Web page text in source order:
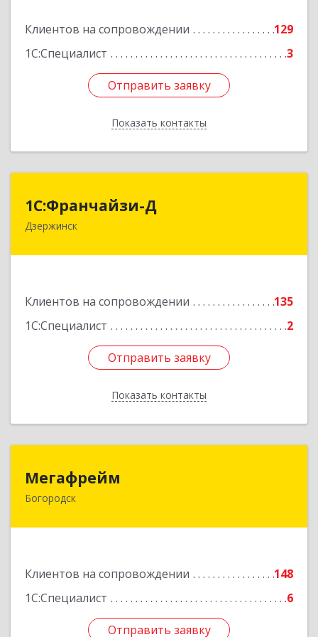
Клиентов на сопровождении
129
1С:Специалист
3
Отправить заявку
Показать контакты
Отправить заявку
Назад
1С:Франчайзи-Д
Дзержинск
Клиентов на сопровождении
135
1С:Специалист
2
Отправить заявку
Показать контакты
606025, Нижегородская обл, Дзержинск г,
Отправить заявку
Назад
Мегафрейм
Богородск
Клиентов на сопровождении
148
1С:Специалист
6
Отправить заявку
607600, Нижегородская обл, Богородск г,
Отправить заявку